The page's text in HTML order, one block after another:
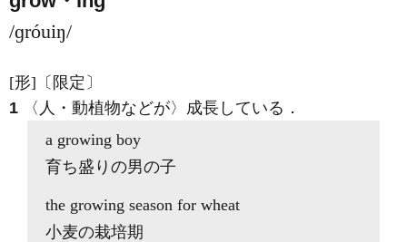
/ɡróuiŋ/
[形] 〔限定〕
1 〈人・動植物などが〉成長している ．
a growing boy
育ち盛りの男の子
the growing season for wheat
小麦の栽培期